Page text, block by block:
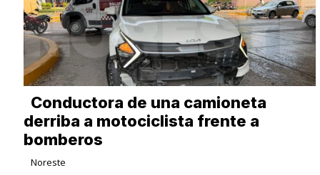
Conductora de una camioneta
derriba a motociclista frente a
bomberos
Noreste